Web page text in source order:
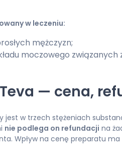
w leczeniu:
mężczyzn;
moczowego związanych
— cena,
jest w trzech stężeniach
nie podlega on refundacji na
Wpływ na cenę preparatu